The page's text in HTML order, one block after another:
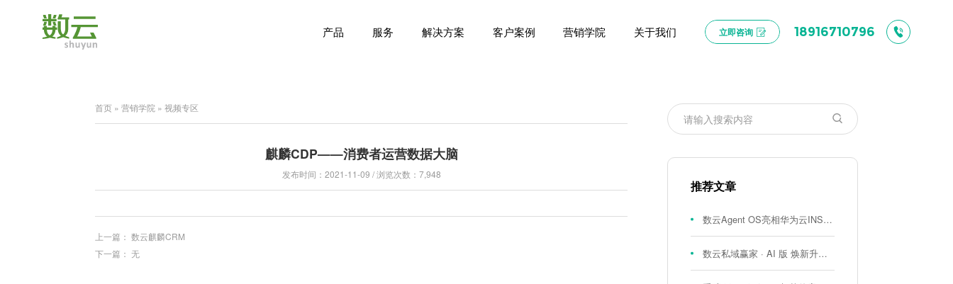
产品 服务 解决方案 客户案例 营销学院 关于我们 立即咨询 18916710796
首页 »营销学院 »视频专区
麒麟CDP——消费者运营数据大脑
发布时间：2021-11-09 / 浏览次数：7,948
上一篇：数云麒麟CRM
下一篇： 无
推荐文章
数云Agent OS亮相华为云INSPIRE创想者大会：以AI重构消费者运营与零售营销新范式
数云私域赢家 · AI 版 焕新升级！